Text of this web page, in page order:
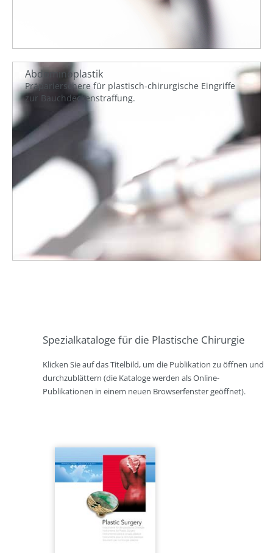
Abdominoplastik
Präparierschere für plastisch-chirurgische Eingriffe
zur Bauchdeckenstraffung.
Spezialkataloge für die Plastische Chirurgie
Klicken Sie auf das Titelbild, um die Publikation zu öffnen und
durchzublättern (die Kataloge werden als Online-
Publikationen in einem neuen Browserfenster geöffnet).